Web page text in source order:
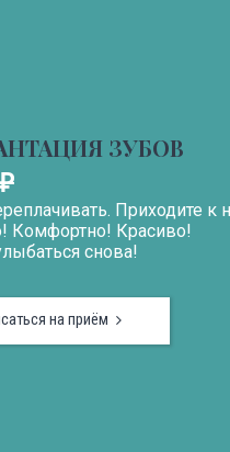
ЗУБОВ
Приходите к
Комфортно! Красиво!
снова!
на приём